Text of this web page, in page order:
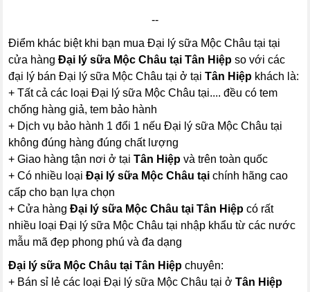
--
Điểm khác biệt khi bạn mua Đại lý sữa Mộc Châu tại tại
cửa hàngĐại lý sữa Mộc Châu tại Tân Hiệp so với các
đại lý bán Đại lý sữa Mộc Châu tại ở tạiTân Hiệp khách là:
+ Tất cả các loại Đại lý sữa Mộc Châu tại.... đều có tem
chống hàng giả, tem bảo hành
+ Dịch vụ bảo hành 1 đổi 1 nếu Đại lý sữa Mộc Châu tại
không đúng hàng đúng chất lượng
+ Giao hàng tận nơi ở tạiTân Hiệp và trên toàn quốc
+ Có nhiều loạiĐại lý sữa Mộc Châu tại chính hãng cao
cấp cho bạn lựa chọn
+ Cửa hàngĐại lý sữa Mộc Châu tại Tân Hiệp có rất
nhiều loại Đại lý sữa Mộc Châu tại nhập khẩu từ các nước
mẫu mã đẹp phong phú và đa dạng
Đại lý sữa Mộc Châu tại Tân Hiệpchuyên:
+ Bán sỉ lẻ các loại Đại lý sữa Mộc Châu tại ởTân Hiệp